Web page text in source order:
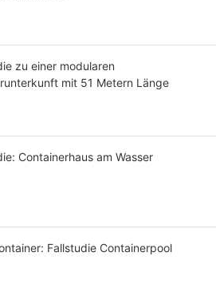
zu einer modularen
mit 51 Metern Länge
Containerhaus am Wasser
Fallstudie Containerpool